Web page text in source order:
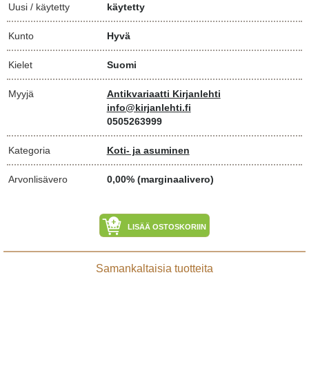
Uusi / käytetty käytetty
Kunto Hyvä
Kielet Suomi
Myyjä
Antikvariaatti Kirjanlehti
info@kirjanlehti.fi
0505263999
Kategoria Koti- ja asuminen
Arvonlisävero 0,00% (marginaalivero)
LISÄÄ OSTOSKORIIN
Samankaltaisia tuotteita